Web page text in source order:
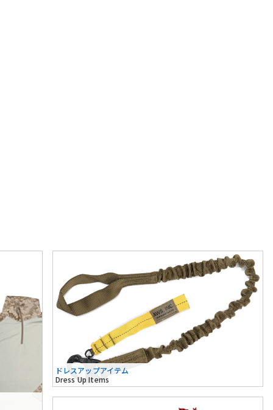
ドレスアップアイテム
Dress Up Items